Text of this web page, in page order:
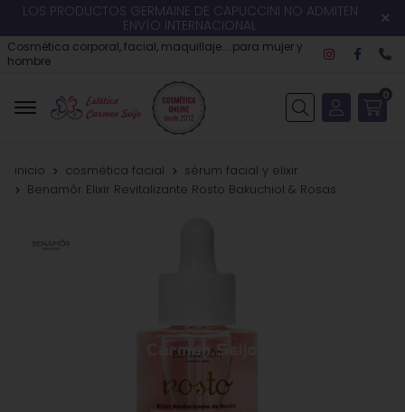
LOS PRODUCTOS GERMAINE DE CAPUCCINI NO ADMITEN
ENVÍO INTERNACIONAL
Cosmética corporal, facial, maquillaje... para mujer y
hombre
Buscar
0
inicio cosmética facial
sérum facial y elixir
Benamôr Elixir Revitalizante Rosto Bakuchiol & Rosas